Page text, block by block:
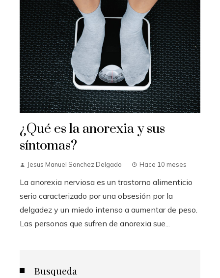
¿Qué es la anorexia y sus
síntomas?
Jesus Manuel Sanchez Delgado Hace 10 meses
La anorexia nerviosa es un trastorno alimenticio
serio caracterizado por una obsesión por la
delgadez y un miedo intenso a aumentar de peso.
Las personas que sufren de anorexia sue...
Busqueda